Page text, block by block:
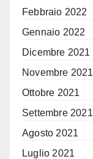
Febbraio 2022
Gennaio 2022
Dicembre 2021
Novembre 2021
Ottobre 2021
Settembre 2021
Agosto 2021
Luglio 2021